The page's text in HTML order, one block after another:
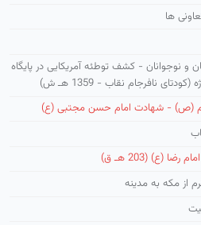
ها
و نوجوانان - كشف توطئه آمریكایی در پایگاه
نافرجام نقاب - 1359 هـ ش)
(ص) - شهادت امام حسن مجتبی (ع)
(ع) (203 هـ ق)
از مکه به مدینه